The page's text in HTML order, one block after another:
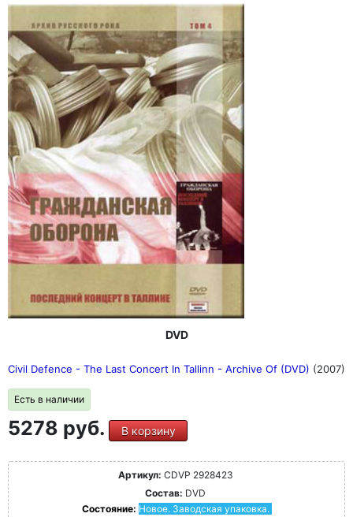
DVD
Civil Defence - The Last Concert In Tallinn - Archive Of (DVD) (2007)
Есть в наличии
5278 руб. В корзину
Артикул: CDVP 2928423
Состав: DVD
Состояние: Новое. Заводская упаковка.